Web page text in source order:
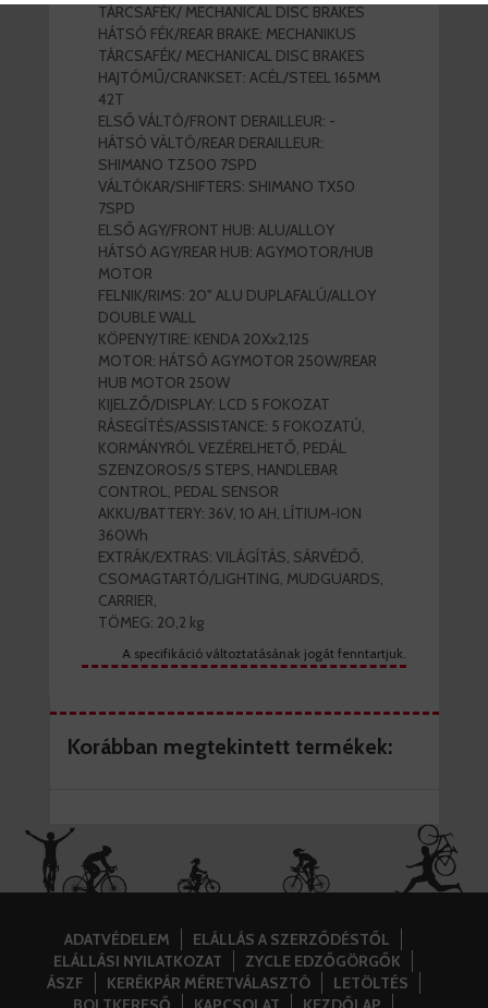
TÁRCSAFÉK/ MECHANICAL DISC BRAKES
HÁTSÓ FÉK/REAR BRAKE: MECHANIKUS
TÁRCSAFÉK/ MECHANICAL DISC BRAKES
HAJTÓMŰ/CRANKSET: ACÉL/STEEL 165MM
42T
ELSŐ VÁLTÓ/FRONT DERAILLEUR: -
HÁTSÓ VÁLTÓ/REAR DERAILLEUR:
SHIMANO TZ500 7SPD
VÁLTÓKAR/SHIFTERS: SHIMANO TX50
7SPD
ELSŐ AGY/FRONT HUB: ALU/ALLOY
HÁTSÓ AGY/REAR HUB: AGYMOTOR/HUB
MOTOR
FELNIK/RIMS: 20" ALU DUPLAFALÚ/ALLOY
DOUBLE WALL
KÖPENY/TIRE: KENDA 20Xx2,125
MOTOR: HÁTSÓ AGYMOTOR 250W/REAR
HUB MOTOR 250W
KIJELZŐ/DISPLAY: LCD 5 FOKOZAT
RÁSEGÍTÉS/ASSISTANCE: 5 FOKOZATÚ,
KORMÁNYRÓL VEZÉRELHETŐ, PEDÁL
SZENZOROS/5 STEPS, HANDLEBAR
CONTROL, PEDAL SENSOR
AKKU/BATTERY: 36V, 10 AH, LÍTIUM-ION
360Wh
EXTRÁK/EXTRAS: VILÁGÍTÁS, SÁRVÉDŐ,
CSOMAGTARTÓ/LIGHTING, MUDGUARDS,
CARRIER,
TÖMEG: 20,2 kg
A specifikáció változtatásának jogát fenntartjuk.
Korábban megtekintett termékek:
ADATVÉDELEM
ELÁLLÁS A SZERZŐDÉSTŐL
ELÁLLÁSI NYILATKOZAT
ZYCLE EDZŐGÖRGŐK
ÁSZF
KERÉKPÁR MÉRETVÁLASZTÓ
LETÖLTÉS